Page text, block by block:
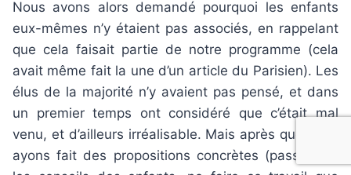
Nous avons alors demandé pourquoi les enfants
eux-mêmes n’y étaient pas associés, en rappelant
que cela faisait partie de notre programme (cela
avait même fait la une d’un article du Parisien). Les
élus de la majorité n’y avaient pas pensé, et dans
un premier temps ont considéré que c’était mal
venu, et d’ailleurs irréalisable. Mais après que nous
ayons fait des propositions concrètes (passer par